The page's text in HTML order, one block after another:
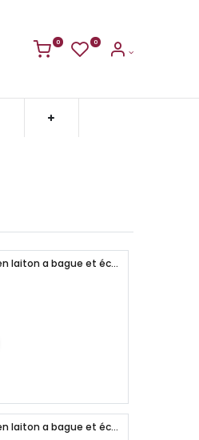
0 0
Raccord pneumatique Legris droit en laiton a bague et écrou T10 3/8" BSPT-M
Raccord pneumatique Legris droit en laiton a bague et écrou T12 1/4" BSPT-M